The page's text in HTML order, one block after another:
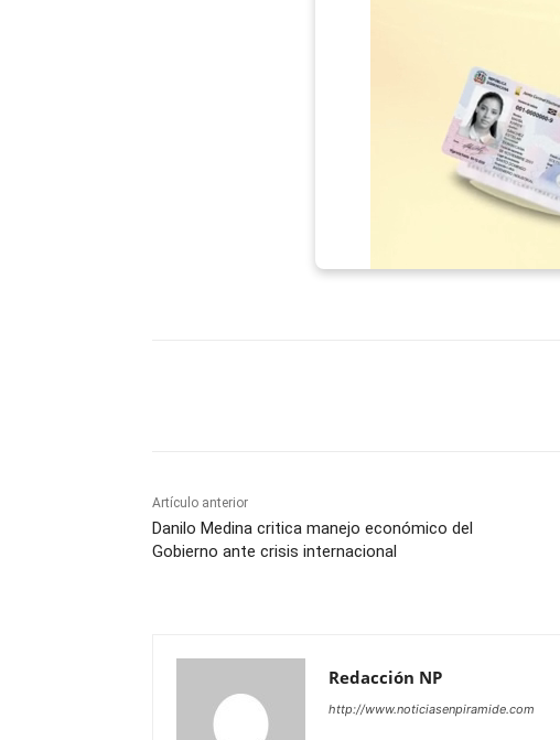
Artículo anterior
Danilo Medina critica manejo económico del
Gobierno ante crisis internacional
Redacción NP
http://www.noticiasenpiramide.com